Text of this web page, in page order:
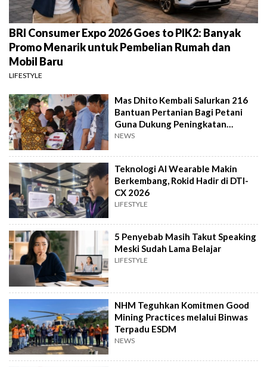
BRI Consumer Expo 2026 Goes to PIK2: Banyak
Promo Menarik untuk Pembelian Rumah dan
Mobil Baru
LIFESTYLE
Mas Dhito Kembali Salurkan 216
Bantuan Pertanian Bagi Petani
Guna Dukung Peningkatan
Produksi
NEWS
Teknologi AI Wearable Makin
Berkembang, Rokid Hadir di DTI-
CX 2026
LIFESTYLE
5 Penyebab Masih Takut Speaking
Meski Sudah Lama Belajar
LIFESTYLE
NHM Teguhkan Komitmen Good
Mining Practices melalui Binwas
Terpadu ESDM
NEWS